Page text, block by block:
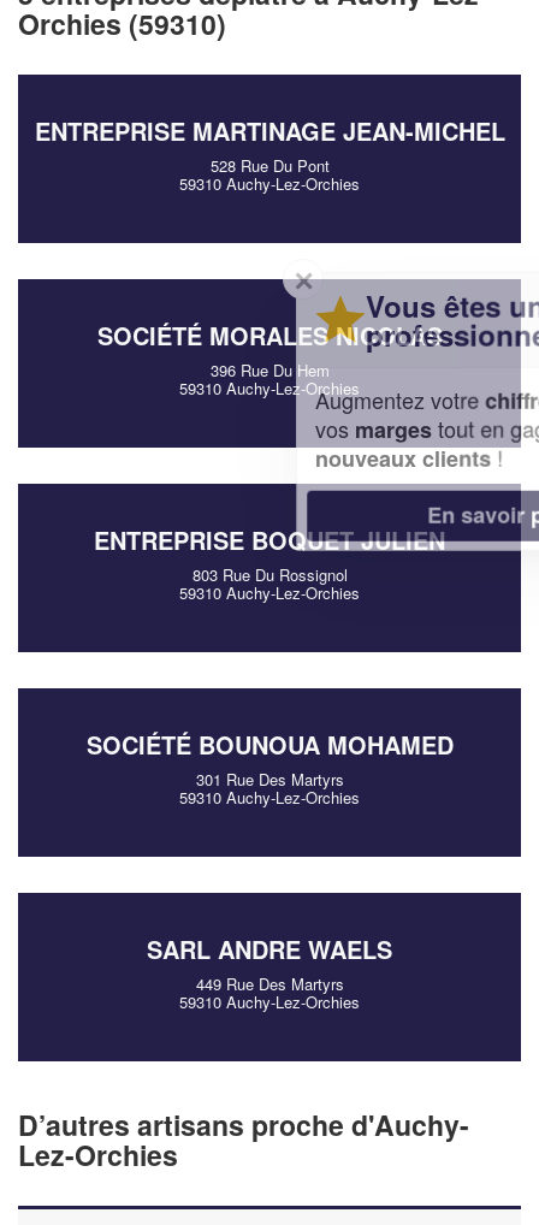
Orchies (59310)
ENTREPRISE MARTINAGE JEAN-MICHEL
528 Rue Du Pont
59310 Auchy-Lez-Orchies
SOCIÉTÉ MORALES NICOLAS
396 Rue Du Hem
59310 Auchy-Lez-Orchies
ENTREPRISE BOQUET JULIEN
803 Rue Du Rossignol
59310 Auchy-Lez-Orchies
SOCIÉTÉ BOUNOUA MOHAMED
301 Rue Des Martyrs
59310 Auchy-Lez-Orchies
SARL ANDRE WAELS
449 Rue Des Martyrs
59310 Auchy-Lez-Orchies
D’autres artisans proche d'Auchy-
Lez-Orchies
✕
Vous êtes un
professionnel ?
Augmentez votrechiffre d'affaireset
tout en gagnant de
nouveaux clients!